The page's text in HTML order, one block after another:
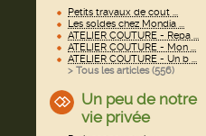
Petits travaux de cout ...
Les soldes chez Mondia ...
ATELIER COUTURE - Repa ...
ATELIER COUTURE - Mon ...
ATELIER COUTURE - Un b ...
> Tous les articles (556)
Un peu de notre
vie privée